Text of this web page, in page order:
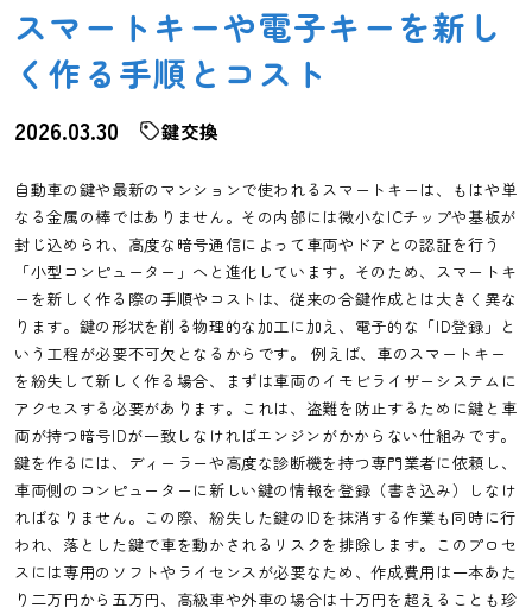
スマートキーや電子キーを新し
く作る手順とコスト
2026.03.30 鍵交換
自動車の鍵や最新のマンションで使われるスマートキーは、もはや単
なる金属の棒ではありません。その内部には微小なICチップや基板が
封じ込められ、高度な暗号通信によって車両やドアとの認証を行う
「小型コンピューター」へと進化しています。そのため、スマートキ
ーを新しく作る際の手順やコストは、従来の合鍵作成とは大きく異な
ります。鍵の形状を削る物理的な加工に加え、電子的な「ID登録」と
いう工程が必要不可欠となるからです。 例えば、車のスマートキー
を紛失して新しく作る場合、まずは車両のイモビライザーシステムに
アクセスする必要があります。これは、盗難を防止するために鍵と車
両が持つ暗号IDが一致しなければエンジンがかからない仕組みです。
鍵を作るには、ディーラーや高度な診断機を持つ専門業者に依頼し、
車両側のコンピューターに新しい鍵の情報を登録（書き込み）しなけ
ればなりません。この際、紛失した鍵のIDを抹消する作業も同時に行
われ、落とした鍵で車を動かされるリスクを排除します。このプロセ
スには専用のソフトやライセンスが必要なため、作成費用は一本あた
り二万円から五万円、高級車や外車の場合は十万円を超えることも珍